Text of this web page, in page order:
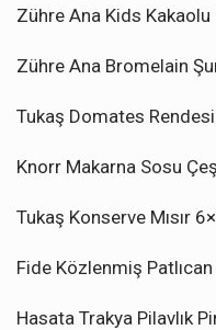
Zühre Ana Kids
Zühre Ana Bromelain
Tukaş Domates
Knorr Makarna Sosu
Tukaş Konserve Mısır
Fide Közlenmiş
Hasata Trakya Pilavlık